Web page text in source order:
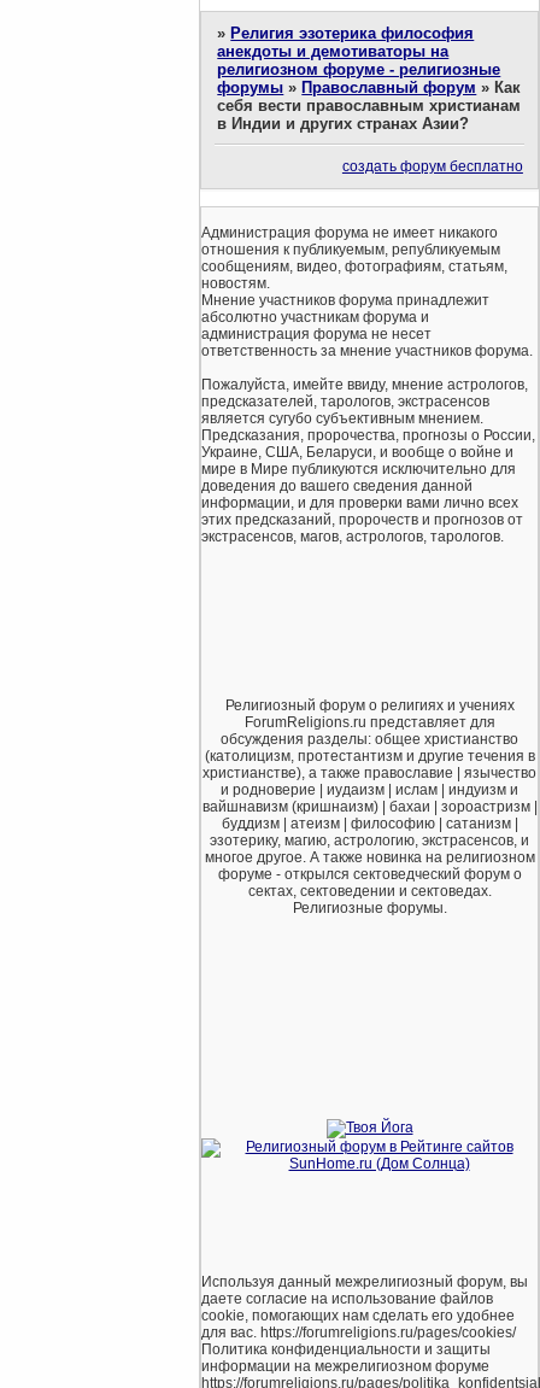
» Религия эзотерика философия
анекдоты и демотиваторы на
религиозном форуме - религиозные
форумы » Православный форум » Как
себя вести православным христианам
в Индии и других странах Азии?
создать форум бесплатно
Администрация форума не имеет никакого
отношения к публикуемым, републикуемым
сообщениям, видео, фотографиям, статьям,
новостям.
Мнение участников форума принадлежит
абсолютно участникам форума и
администрация форума не несет
ответственность за мнение участников форума.
Пожалуйста, имейте ввиду, мнение астрологов,
предсказателей, тарологов, экстрасенсов
является сугубо субъективным мнением.
Предсказания, пророчества, прогнозы о России,
Украине, США, Беларуси, и вообще о войне и
мире в Мире публикуются исключительно для
доведения до вашего сведения данной
информации, и для проверки вами лично всех
этих предсказаний, пророчеств и прогнозов от
экстрасенсов, магов, астрологов, тарологов.
Религиозный форум о религиях и учениях
ForumReligions.ru представляет для
обсуждения разделы: общее христианство
(католицизм, протестантизм и другие течения в
христианстве), а также православие | язычество
и родноверие | иудаизм | ислам | индуизм и
вайшнавизм (кришнаизм) | бахаи | зороастризм |
буддизм | атеизм | философию | сатанизм |
эзотерику, магию, астрологию, экстрасенсов, и
многое другое. А также новинка на религиозном
форуме - открылся сектоведческий форум о
сектах, сектоведении и сектоведах.
Религиозные форумы.
Используя данный межрелигиозный форум, вы
даете согласие на использование файлов
cookie, помогающих нам сделать его удобнее
для вас. https://forumreligions.ru/pages/cookies/
Политика конфиденциальности и защиты
информации на межрелигиозном форуме
https://forumreligions.ru/pages/